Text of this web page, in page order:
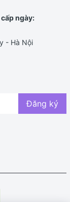
cấp ngày:
- Hà Nội
Đăng ký